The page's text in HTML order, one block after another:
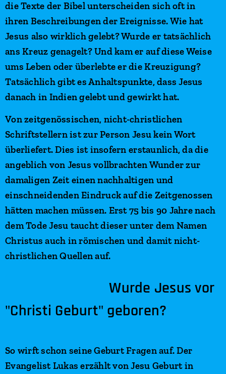
die Texte der Bibel unterscheiden sich oft in
ihren Beschreibungen der Ereignisse. Wie hat
Jesus also wirklich gelebt? Wurde er tatsächlich
ans Kreuz genagelt? Und kam er auf diese Weise
ums Leben oder überlebte er die Kreuzigung?
Tatsächlich gibt es Anhaltspunkte, dass Jesus
danach in Indien gelebt und gewirkt hat.
Von zeitgenössischen, nicht-christlichen
Schriftstellern ist zur Person Jesu kein Wort
überliefert. Dies ist insofern erstaunlich, da die
angeblich von Jesus vollbrachten Wunder zur
damaligen Zeit einen nachhaltigen und
einschneidenden Eindruck auf die Zeitgenossen
hätten machen müssen. Erst 75 bis 90 Jahre nach
dem Tode Jesu taucht dieser unter dem Namen
Christus auch in römischen und damit nicht-
christlichen Quellen auf.
Wurde Jesus vor
"Christi Geburt" geboren?
So wirft schon seine Geburt Fragen auf. Der
Evangelist Lukas erzählt von Jesu Geburt in